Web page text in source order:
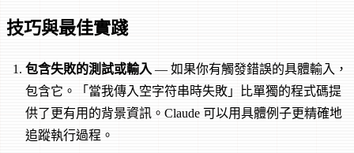
技巧與最佳實踐
包含失敗的測試或輸入 — 如果你有觸發錯誤的具體輸入，
包含它。「當我傳入空字符串時失敗」比單獨的程式碼提
供了更有用的背景資訊。Claude 可以用具體例子更精確地
追蹤執行過程。